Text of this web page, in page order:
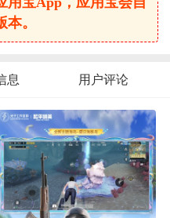
。
息 用户评论